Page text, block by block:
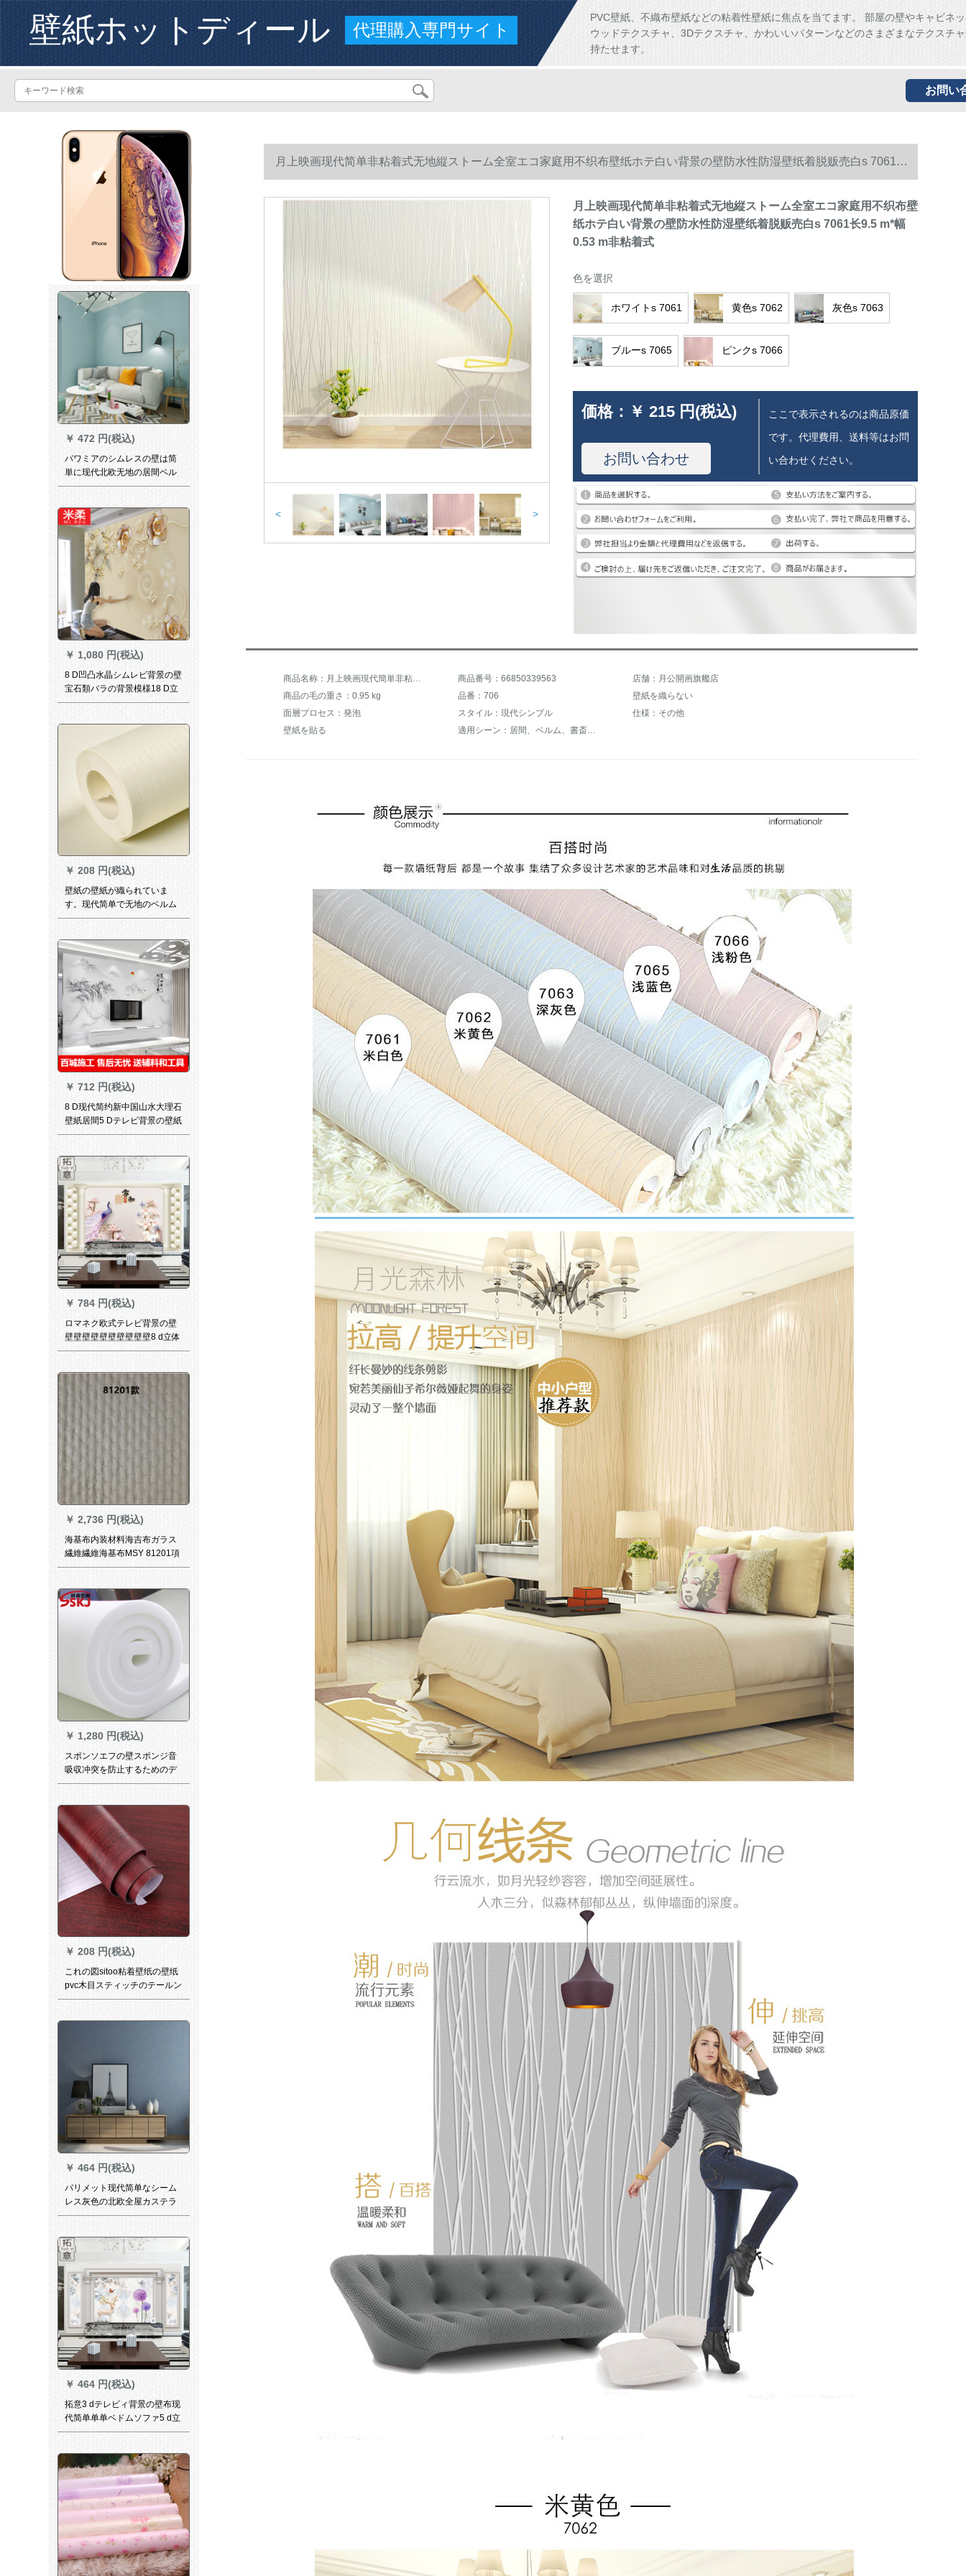
壁紙ホットディール 代理購入専門サイト
PVC壁紙、不織布壁紙などの粘着性壁紙に焦点を当てます。 部屋の壁やキャビネ
ウッドテクスチャ、3Dテクスチャ、かわいいパターンなどのさまざまなテクスチ
持たせます。
お問い
￥ 472 円(税込)
パワミアのシムレスの壁は简
単に现代北欧无地の居間ベル
の墨绿全屋背景の壁壁壁壁の
￥ 1,080 円(税込)
8 D凹凸水晶シムレビ背景の壁
宝石類バラの背景模様18 D立
体ベクレム背景の壁壁画シク
ス）凸凹超浮き彫り壁画/平方
を拭き取ることができます。
￥ 208 円(税込)
壁紙の壁紙が織られていま
す。现代简单で无地のベルム
居間书斎非粘着式です。テス
さは9.2メトル、幅は0.53メト
ルです。SD 0644
￥ 712 円(税込)
8 D现代简约新中国山水大理石
壁紙居間5 Dテレビ背景の壁紙
シムレス3 dカステラ壁画壁布
ィア壁画
￥ 784 円(税込)
ロマネク欧式テレビ背景の壁
壁壁壁壁壁壁壁壁壁壁8 d立体
壁画家が壁布を使って居間ベ
とテレビのシムムルスの壁紙8
D凹凸のある彫刻シルクの布
をそのまま飾ります。
￥ 2,736 円(税込)
海基布内装材料海吉布ガラス
繊維繊維海基布MSY 81201項
（25平方）
￥ 1,280 円(税込)
スポンソエフの壁スポンジ音
吸収冲突を防止するためのデ
ザインされた防振寝床高校低
密度5 cmの厚いスポージング
です。
￥ 208 円(税込)
これの図sitoo粘着壁纸の壁纸
pvc木目スティッチのテールン
の棚の古のドゥニーアの家具
￥ 464 円(税込)
パリメット现代简单なシーム
レス灰色の北欧全屋カステラ
珪藻泥壁布居間ベルム家装ブ
￥ 464 円(税込)
拓意3 dテレビィ背景の壁布现
代简单单单ベドムソファ5 d立
体壁画シームレス8 d中国式居
dシムレスの壁布のShot ping
sp 1繊維水晶
月上映画现代简单非粘着式无地縦ストーム全室エコ家庭用不织布壁纸ホテ白い背景の壁防水性防湿壁纸着脱贩売白s 7061长
9.5 m*幅0.53 m非粘着式
< >
月上映画现代简单非粘着式无地縦ストーム全室エコ家庭用不织布壁
纸ホテ白い背景の壁防水性防湿壁纸着脱贩売白s 7061长9.5 m*幅
0.53 m非粘着式
色を選択
ホワイトs 7061 黄色s 7062 灰色s 7063
ブルーs 7065 ピンクs 7066
価格： ￥ 215 円(税込)
お問い合わせ
ここで表示されるのは商品原価
です。代理費用、送料等はお問
い合わせください。
商品番号：66850339563
店舗：月公開画旗艦店
商品の毛の重さ：0.95 kg
品番：706
壁紙を織らない
面層プロセス：発泡
スタイル：現代シンプル
仕様：その他
壁紙を貼る